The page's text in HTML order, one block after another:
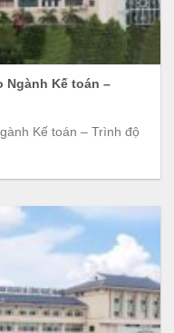
Ngành Kế toán –
Kế toán – Trình độ